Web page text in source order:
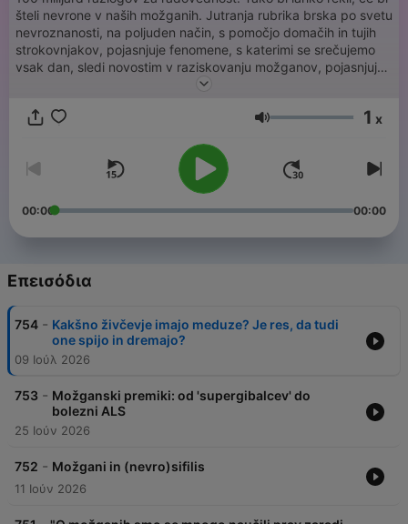
šteli nevrone v naših možganih. Jutranja rubrika brska po svetu
nevroznanosti, na poljuden način, s pomočjo domačih in tujih
strokovnjakov, pojasnjuje fenomene, s katerimi se srečujemo
vsak dan, sledi novostim v raziskovanju možganov, pojasnjuje
delovanje in funkcije tega neverjetnega organa in skrbi tudi za
Ένταση 1 x
00:00 00:00
Επεισόδια
754 - Kakšno živčevje imajo meduze? Je res, da tudi
one spijo in dremajo?
09 Ιούλ 2026
753 - Možganski premiki: od 'supergibalcev' do
bolezni ALS
25 Ιούν 2026
752 - Možgani in (nevro)sifilis
11 Ιούν 2026